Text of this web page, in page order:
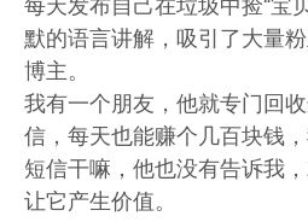
默的语言讲解，吸引了大量
博主。
我有一个朋友，他就专门回
信，每天也能赚个几百块钱
短信干嘛，他也没有告诉我
让它产生价值。